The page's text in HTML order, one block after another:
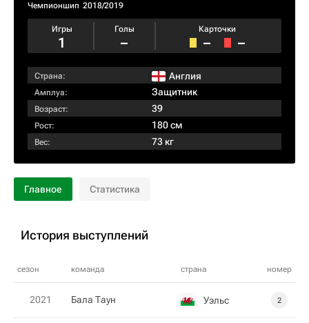
Чемпионшип 2018/2019
Игры
1
Голы
–
Карточки
– –
Страна: Англия
Амплуа: Защитник
Возраст: 39
Рост: 180 см
Вес: 73 кг
Главное Статистика
История выступлений
сезон команда страна номер
2021 Бала Таун Уэльс 2